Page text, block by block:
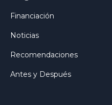
Financiación
Noticias
Recomendaciones
Antes y Después